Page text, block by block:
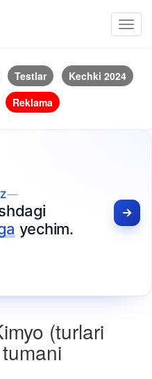
Testlar
Kechki 2024
Reklama
yechim.
(turlari